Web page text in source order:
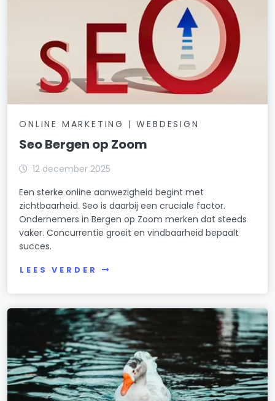
ONLINE MARKETING | WEBDESIGN
Seo Bergen op Zoom
12 december 2025
Een sterke online aanwezigheid begint met
zichtbaarheid. Seo is daarbij een cruciale factor.
Ondernemers in Bergen op Zoom merken dat steeds
vaker. Concurrentie groeit en vindbaarheid bepaalt
succes.
LEES VERDER